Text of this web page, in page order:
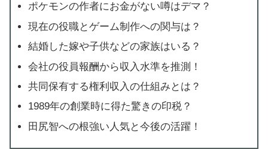
ポケモンの作者にお金がない噂はデマ？
現在の役職とゲーム制作への関与は？
結婚した嫁や子供などの家族はいる？
会社の役員報酬から収入水準を推測！
共同保有する権利収入の仕組みとは？
1989年の創業時に得た驚きの印税？
田尻智への根強い人気と今後の活躍！